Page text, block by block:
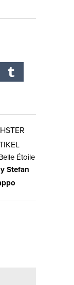
Étoile
Stefan